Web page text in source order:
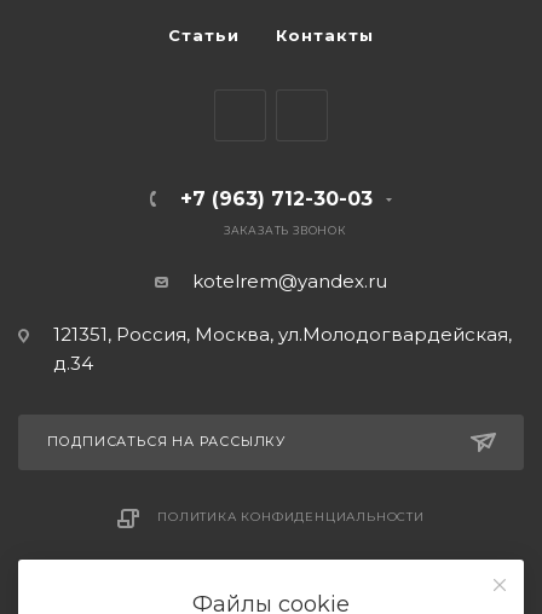
Статьи Контакты
+7 (963) 712-30-03
ЗАКАЗАТЬ ЗВОНОК
kotelrem@yandex.ru
121351, Россия, Москва, ул.Молодогвардейская,
д.34
ПОДПИСАТЬСЯ НА РАССЫЛКУ
ПОЛИТИКА КОНФИДЕНЦИАЛЬНОСТИ
Файлы cookie